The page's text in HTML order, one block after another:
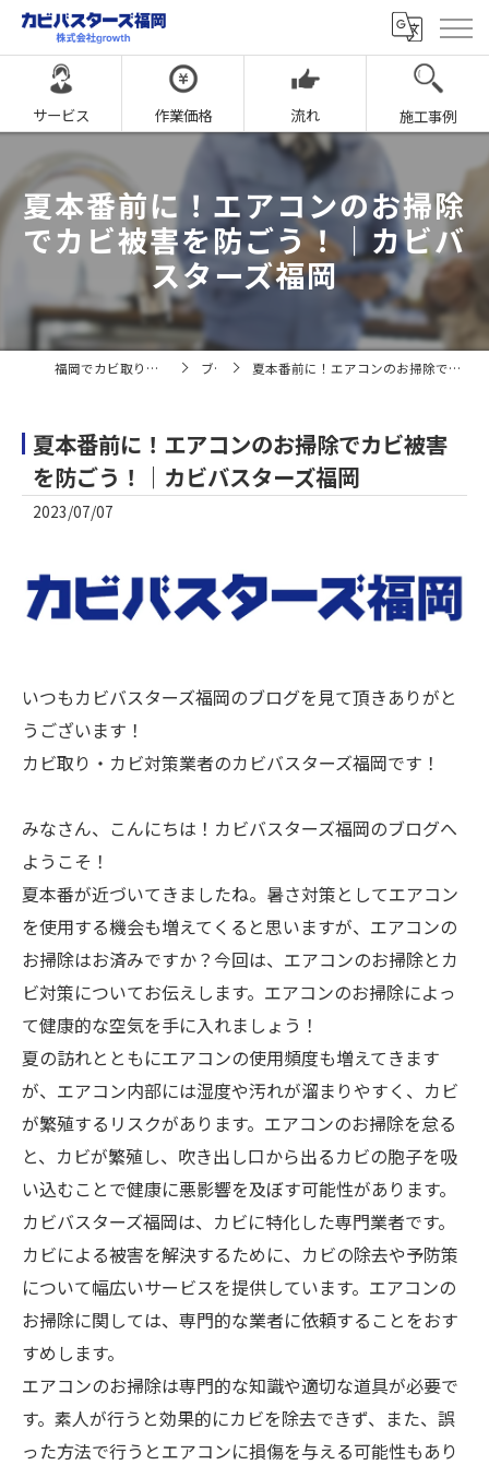
サービス 作業価格 流れ 施工事例
夏本番前に！エアコンのお掃除
でカビ被害を防ごう！｜カビバ
スターズ福岡
福岡でカビ取りならカビバスターズ福岡 ブログ 夏本番前に！エアコンのお掃除でカビ被害を防ごう！｜カビバスターズ福岡
夏本番前に！エアコンのお掃除でカビ被害
を防ごう！｜カビバスターズ福岡
2023/07/07
いつもカビバスターズ福岡のブログを見て頂きありがと
うございます！
カビ取り・カビ対策業者のカビバスターズ福岡です！
みなさん、こんにちは！カビバスターズ福岡のブログへ
ようこそ！
夏本番が近づいてきましたね。暑さ対策としてエアコン
を使用する機会も増えてくると思いますが、エアコンの
お掃除はお済みですか？今回は、エアコンのお掃除とカ
ビ対策についてお伝えします。エアコンのお掃除によっ
て健康的な空気を手に入れましょう！
夏の訪れとともにエアコンの使用頻度も増えてきます
が、エアコン内部には湿度や汚れが溜まりやすく、カビ
が繁殖するリスクがあります。エアコンのお掃除を怠る
と、カビが繁殖し、吹き出し口から出るカビの胞子を吸
い込むことで健康に悪影響を及ぼす可能性があります。
カビバスターズ福岡は、カビに特化した専門業者です。
カビによる被害を解決するために、カビの除去や予防策
について幅広いサービスを提供しています。エアコンの
お掃除に関しては、専門的な業者に依頼することをおす
すめします。
エアコンのお掃除は専門的な知識や適切な道具が必要で
す。素人が行うと効果的にカビを除去できず、また、誤
った方法で行うとエアコンに損傷を与える可能性もあり